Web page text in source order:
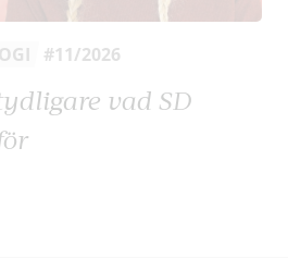
#11/2026
vad SD